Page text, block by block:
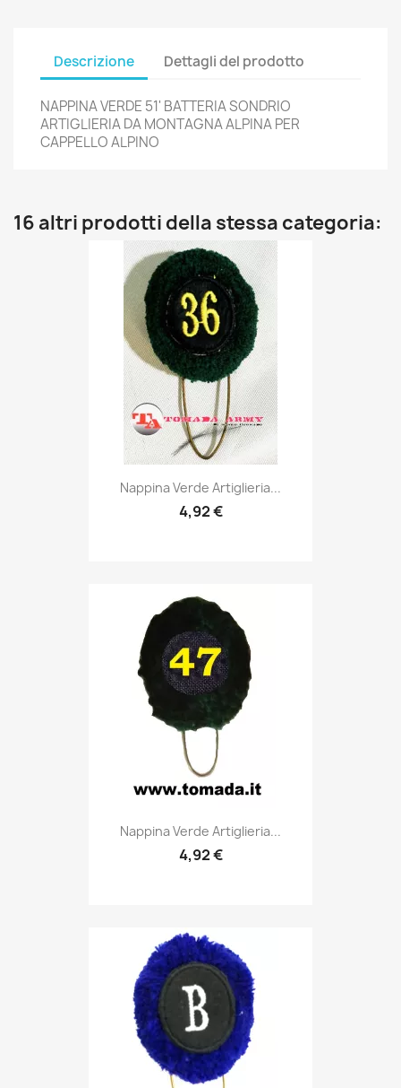
Descrizione Dettagli del prodotto
NAPPINA VERDE 51' BATTERIA SONDRIO
ARTIGLIERIA DA MONTAGNA ALPINA PER
CAPPELLO ALPINO
16 altri prodotti della stessa categoria:
Anteprima
Nappina Verde Artiglieria...
4,92 €
Anteprima
Nappina Verde Artiglieria...
4,92 €